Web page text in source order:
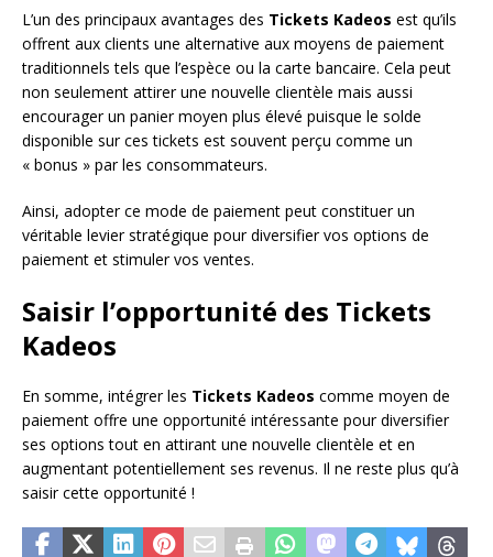
L’un des principaux avantages des Tickets Kadeos est qu’ils
offrent aux clients une alternative aux moyens de paiement
traditionnels tels que l’espèce ou la carte bancaire. Cela peut
non seulement attirer une nouvelle clientèle mais aussi
encourager un panier moyen plus élevé puisque le solde
disponible sur ces tickets est souvent perçu comme un
« bonus » par les consommateurs.
Ainsi, adopter ce mode de paiement peut constituer un
véritable levier stratégique pour diversifier vos options de
paiement et stimuler vos ventes.
Saisir l’opportunité des Tickets
Kadeos
En somme, intégrer les Tickets Kadeos comme moyen de
paiement offre une opportunité intéressante pour diversifier
ses options tout en attirant une nouvelle clientèle et en
augmentant potentiellement ses revenus. Il ne reste plus qu’à
saisir cette opportunité !